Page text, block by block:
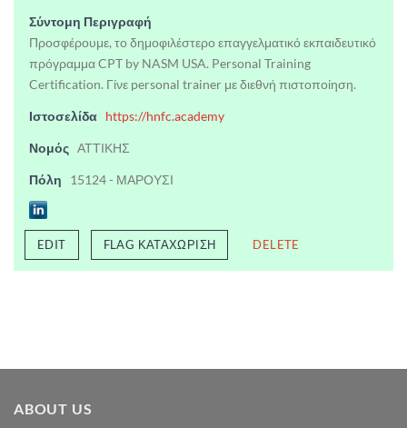
Σύντομη Περιγραφή
Προσφέρουμε, το δημοφιλέστερο επαγγελματικό εκπαιδευτικό
πρόγραμμα CPT by NASM USA. Personal Training
Certification. Γίνε personal trainer με διεθνή πιστοποίηση.
Ιστοσελίδα https://hnfc.academy
Νομός ΑΤΤΙΚΗΣ
Πόλη 15124 - ΜΑΡΟΥΣΙ
EDIT FLAG ΚΑΤΑΧΏΡΙΣΗ DELETE
ABOUT US